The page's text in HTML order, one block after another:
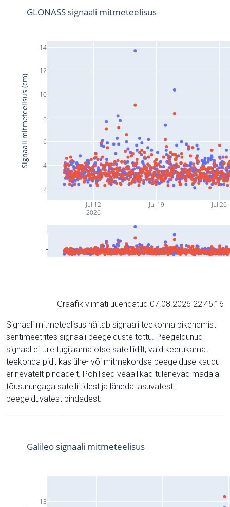
Jul 12
2026
Jul 19 Jul 26
2
4
6
8
10
12
14
GLONASS signaali mitmeteelisus
Signaali mitmeteelisus (cm)
Graafik viimati uuendatud 07.08.2026 22:45:16
Signaali mitmeteelisus näitab signaali teekonna pikenemist
sentimeetrites signaali peegelduste tõttu. Peegeldunud
signaal ei tule tugijaama otse satelliidilt, vaid keerukamat
teekonda pidi, kas ühe- või mitmekordse peegelduse kaudu
erinevatelt pindadelt. Põhilised veaallikad tulenevad madala
tõusunurgaga satelliitidest ja lähedal asuvatest
peegelduvatest pindadest.
15
Galileo signaali mitmeteelisus